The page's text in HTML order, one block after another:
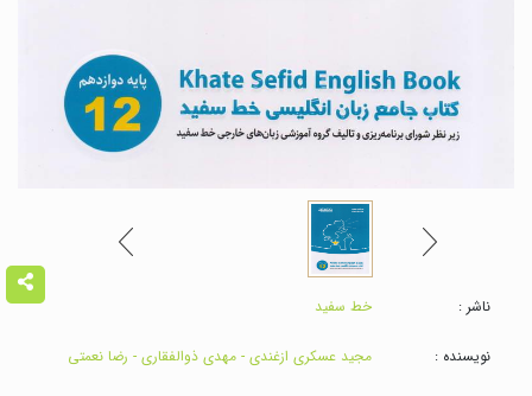
ناشر : خط سفید
نویسنده : مجید عسکری ازغندی - مهدی ذوالفقاری - رضا نعمتی